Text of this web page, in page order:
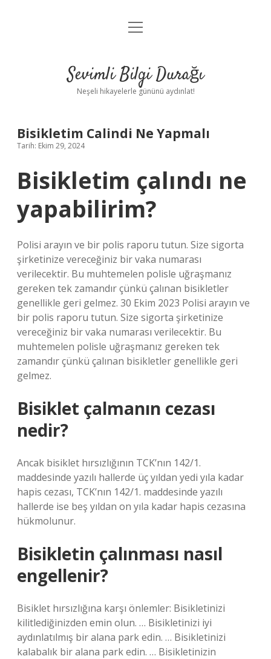
Anasayfa
Yasal Uyarı
menüyü
Sevimli Bilgi Durağı
Neşeli hikayelerle gününü aydınlat!
Bisikletim Calindi Ne Yapmalı
Tarih: Ekim 29, 2024
Bisikletim çalındı ne
yapabilirim?
Polisi arayın ve bir polis raporu tutun. Size sigorta
şirketinize vereceğiniz bir vaka numarası
verilecektir. Bu muhtemelen polisle uğraşmanız
gereken tek zamandır çünkü çalınan bisikletler
genellikle geri gelmez. 30 Ekim 2023 Polisi arayın ve
bir polis raporu tutun. Size sigorta şirketinize
vereceğiniz bir vaka numarası verilecektir. Bu
muhtemelen polisle uğraşmanız gereken tek
zamandır çünkü çalınan bisikletler genellikle geri
gelmez.
Bisiklet çalmanın cezası
nedir?
Ancak bisiklet hırsızlığının TCK’nın 142/1.
maddesinde yazılı hallerde üç yıldan yedi yıla kadar
hapis cezası, TCK’nın 142/1. maddesinde yazılı
hallerde ise beş yıldan on yıla kadar hapis cezasına
hükmolunur.
Bisikletin çalınması nasıl
engellenir?
Bisiklet hırsızlığına karşı önlemler: Bisikletinizi
kilitlediğinizden emin olun. … Bisikletinizi iyi
aydınlatılmış bir alana park edin. … Bisikletinizi
kalabalık bir alana park edin. … Bisikletinizin